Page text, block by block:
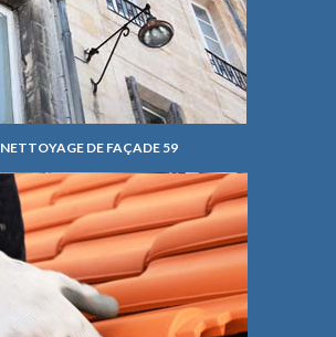
NETTOYAGE DE FAÇADE 59